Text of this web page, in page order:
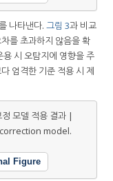
나타낸다. 그림 3과 비교
를 초과하지 않음을 확
시 오탐지에 영향을 주
엄격한 기준 적용 시 제
모델 적용 결과 |
model.
Figure